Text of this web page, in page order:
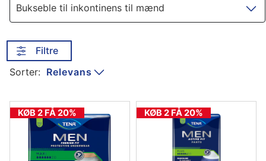
Bukseble til inkontinens til mænd
Filtre
Sorter: Relevans
KØB 2 FÅ 20% KØB 2 FÅ 20%